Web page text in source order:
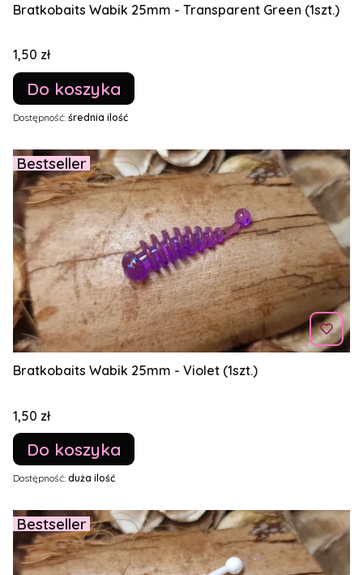
Bratkobaits Wabik 25mm - Transparent Green (1szt.)
Cena
1,50 zł
Do koszyka
Dostępność: średnia ilość
Bestseller
Bratkobaits Wabik 25mm - Violet (1szt.)
Cena
1,50 zł
Do koszyka
Dostępność: duża ilość
Bestseller